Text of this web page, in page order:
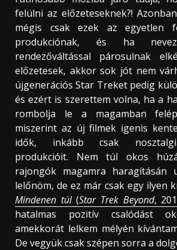
felülni az előzeteseknek?!
mégis csak ezek az egyetlen
produkciónak, és ha
rendezőváltással párosulnak
előzetesek, akkor sok jót nem
újgenerációs Star Treket pedig
és ezért is szerettem volna, ha a
rombolja le a magamban
miszerint az új filmek igenis
idők, inkább csak
produkcióit. Nem túl okos
rajongók magamra
lelőnöm, de ez már csak egy ilyen
Mindenen túl(Star Trek Beyond,
hatalmas pozitív csalódást
amekkorát lelkem mélyén
De vegyük csak szépen sorra a